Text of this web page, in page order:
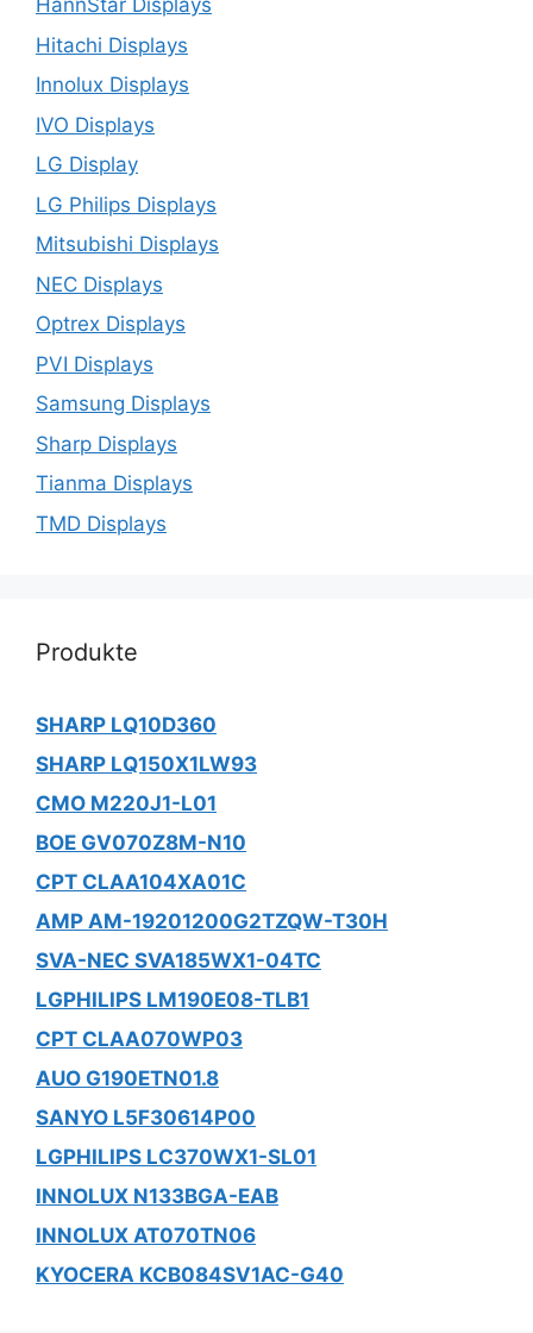
HannStar Displays
Hitachi Displays
Innolux Displays
IVO Displays
LG Display
LG Philips Displays
Mitsubishi Displays
NEC Displays
Optrex Displays
PVI Displays
Samsung Displays
Sharp Displays
Tianma Displays
TMD Displays
Produkte
SHARP LQ10D360
SHARP LQ150X1LW93
CMO M220J1-L01
BOE GV070Z8M-N10
CPT CLAA104XA01C
AMP AM-19201200G2TZQW-T30H
SVA-NEC SVA185WX1-04TC
LGPHILIPS LM190E08-TLB1
CPT CLAA070WP03
AUO G190ETN01.8
SANYO L5F30614P00
LGPHILIPS LC370WX1-SL01
INNOLUX N133BGA-EAB
INNOLUX AT070TN06
KYOCERA KCB084SV1AC-G40